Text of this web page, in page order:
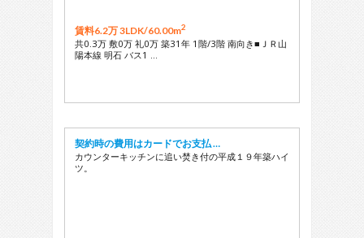
賃料6.2万 3LDK/60.00m2
共0.3万 敷0万 礼0万 築31年 1階/3階 南向き■ＪＲ山
陽本線 明石 バス1 …
契約時の費用はカードでお支払 …
カウンターキッチンに追い焚き付の平成１９年築ハイ
ツ。